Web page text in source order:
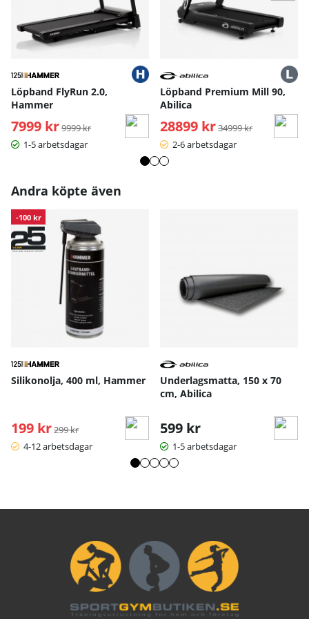
- Hastighet: 1-14.8 km/h
- Max gångtid: 4 timmar
- Bluetooth-anslutning: Ja
- Kompatibla appar: Kinomap, Zwift
- Pulsövervakning: Ja, via medföljande pulsbälte
Löpband FlyRun 2.0,
Hammer
7999 kr Ordinarie pris:
9999 kr
1-5 arbetsdagar
Löpband Premium Mill 90,
Abilica
28899 kr Ordinarie pris:
34999 kr
2-6 arbetsdagar
Andra köpte även
-100 kr
Silikonolja, 400 ml, Hammer
199 kr Ordinarie pris:
299 kr
4-12 arbetsdagar
Underlagsmatta, 150 x 70
cm, Abilica
599 kr
1-5 arbetsdagar